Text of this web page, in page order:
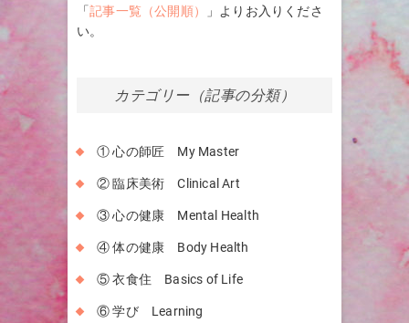
「記事一覧（公開順）
」よりお入りくださ
い。
カテゴリー（記事の分類）
① 心の師匠 My Master
② 臨床美術 Clinical Art
③ 心の健康 Mental Health
④ 体の健康 Body Health
⑤ 衣食住 Basics of Life
⑥ 学び Learning